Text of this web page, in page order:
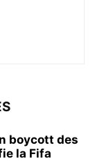
boycott des
la Fifa